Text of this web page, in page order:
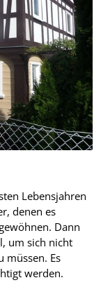
Lebensjahren
denen es
Dann
um sich nicht
müssen. Es
werden.